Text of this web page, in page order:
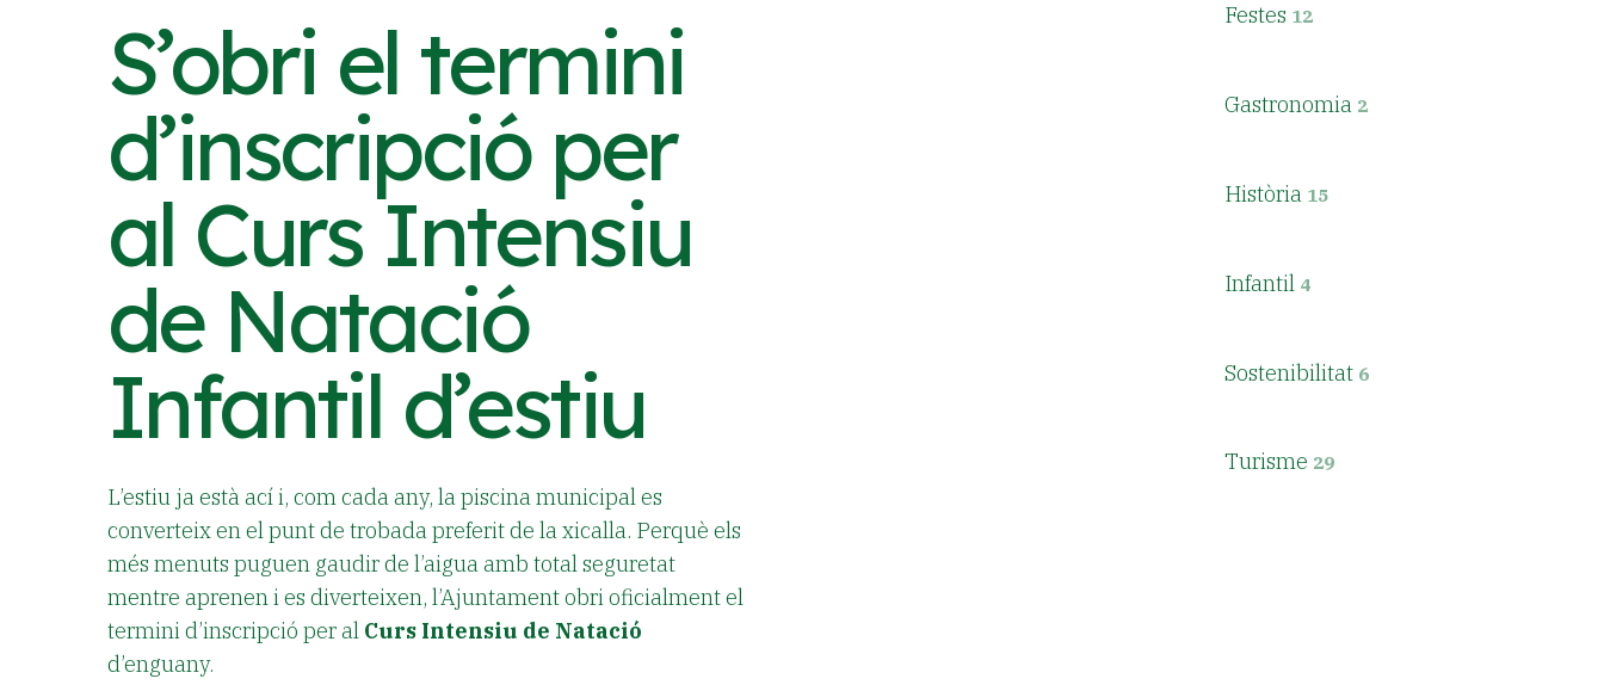
S’obri el termini
d’inscripció per
al Curs Intensiu
de Natació
Infantil d’estiu
L’estiu ja està ací i, com cada any, la piscina municipal es
converteix en el punt de trobada preferit de la xicalla. Perquè els
més menuts puguen gaudir de l’aigua amb total seguretat
mentre aprenen i es diverteixen, l’Ajuntament obri oficialment el
termini d’inscripció per al Curs Intensiu de Natació
d’enguany.
Festes 12
Gastronomia 2
Història 15
Infantil 4
Sostenibilitat 6
Turisme 29